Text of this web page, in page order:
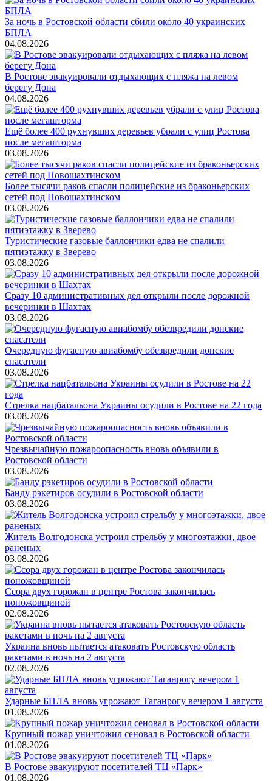
За ночь в Ростовской области сбили около 40 украинских
БПЛА
04.08.2026
В Ростове эвакуировали отдыхающих с пляжа на левом
берегу Дона
04.08.2026
Ещё более 400 рухнувших деревьев убрали с улиц Ростова
после мегашторма
03.08.2026
Более тысячи раков спасли полицейские из браконьерских
сетей под Новошахтинском
03.08.2026
Туристические газовые баллончики едва не спалили
пятиэтажку в Зверево
03.08.2026
Сразу 10 административных дел открыли после дорожной
вечеринки в Шахтах
03.08.2026
Очередную фугасную авиабомбу обезвредили донские
спасатели
03.08.2026
Стрелка нацбатальона Украины осудили в Ростове на 22 года
03.08.2026
Чрезвычайную пожароопасность вновь объявили в
Ростовской области
03.08.2026
Банду рэкетиров осудили в Ростовской области
03.08.2026
Житель Волгодонска устроил стрельбу у многоэтажки, двое
раненых
03.08.2026
Ссора двух горожан в центре Ростова закончилась
поножовщиной
02.08.2026
Украина вновь пытается атаковать Ростовскую область
ракетами в ночь на 2 августа
02.08.2026
Ударные БПЛА вновь угрожают Таганрогу вечером 1 августа
01.08.2026
Крупный пожар уничтожил сеновал в Ростовской области
01.08.2026
В Ростове эвакуируют посетителей ТЦ «Парк»
01.08.2026